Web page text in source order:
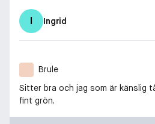
I Ingrid
Brule
Sitter bra och jag som är känslig
fint grön.